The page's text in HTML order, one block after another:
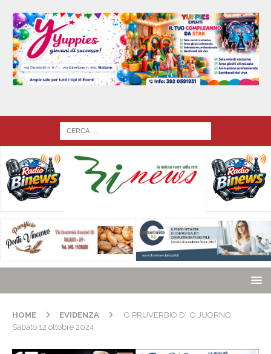
HOME EVIDENZA
‘O PRUVERBIO D’ ‘O JUORNO.
Sabato 12 ottobre 2024